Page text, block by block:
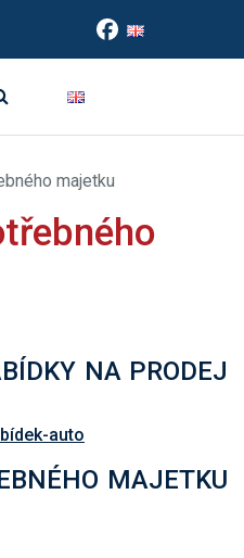
majetku
NA PRODEJ
auto
MAJETKU